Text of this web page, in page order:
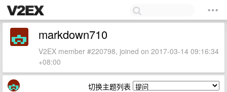
markdown710
V2EX member #220798, joined on 2017-03-14 09:16:34
+08:00
切换主题列表